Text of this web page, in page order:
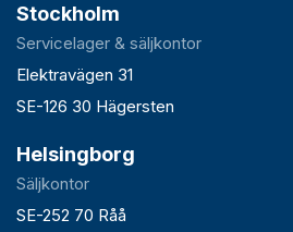
Stockholm
Servicelager & säljkontor
Elektravägen 31
SE-126 30 Hägersten
Helsingborg
Säljkontor
SE-252 70 Råå